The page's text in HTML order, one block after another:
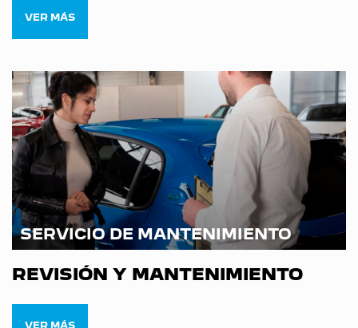
VER MÁS
SERVICIO DE MANTENIMIENTO
REVISIÓN Y MANTENIMIENTO
VER MÁS